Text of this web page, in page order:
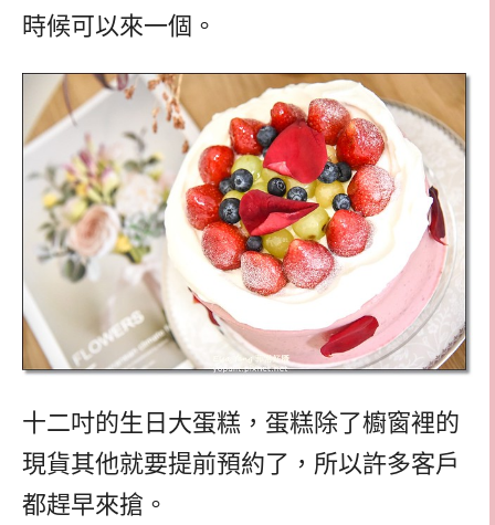
時候可以來一個。
十二吋的生日大蛋糕，蛋糕除了櫥窗裡的
現貨其他就要提前預約了，所以許多客戶
都趕早來搶。